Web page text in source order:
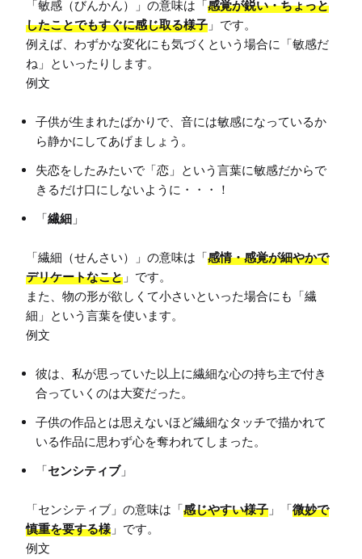
「敏感（びんかん）」の意味は「感覚が鋭い・ちょっと
したことでもすぐに感じ取る様子 」です。
例えば、わずかな変化にも気づくという場合に「敏感だ
ね」といったりします。
子供が生まれたばかりで、音には敏感になっているか
ら静かにしてあげましょう。
失恋をしたみたいで「恋」という言葉に敏感だからで
きるだけ口にしないように・・・！
「繊細 」
「繊細（せんさい）」の意味は「感情・感覚が細やかで
デリケートなこと 」です。
また、物の形が欲しくて小さいといった場合にも「繊
細」という言葉を使います。
彼は、私が思っていた以上に繊細な心の持ち主で付き
合っていくのは大変だった。
子供の作品とは思えないほど繊細なタッチで描かれて
いる作品に思わず心を奪われてしまった。
「センシティブ」
「センシティブ」の意味は「感じやすい様子 」「微妙で
慎重を要する様」です。